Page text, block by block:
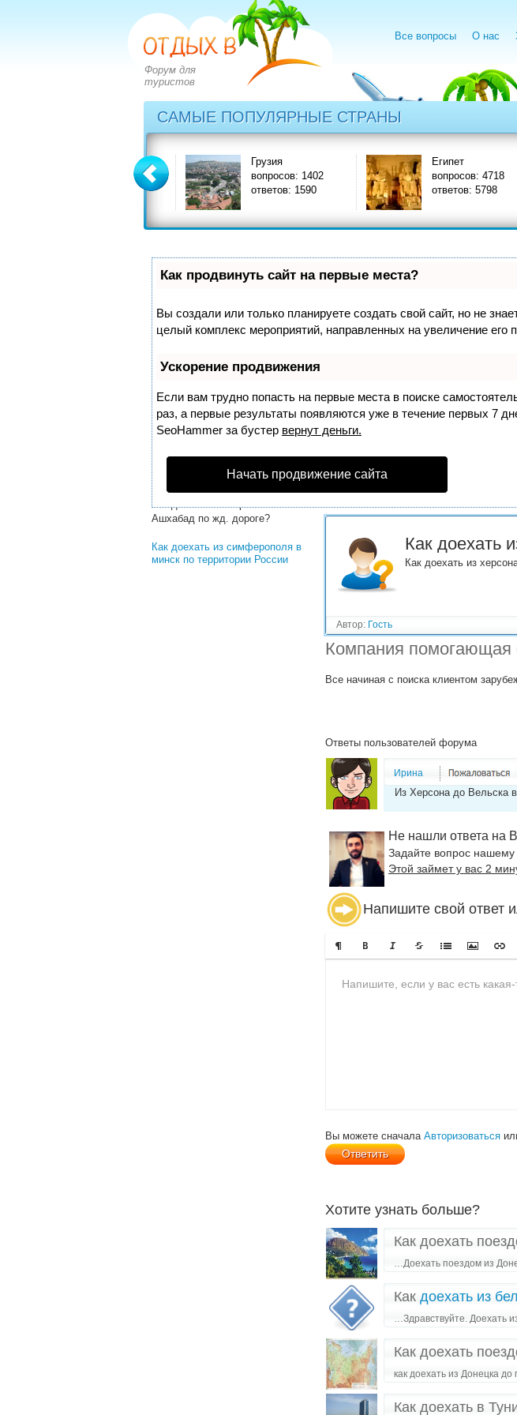
Форум для
туристов
Все вопросы О нас
САМЫЕ ПОПУЛЯРНЫЕ СТРАНЫ
вопросов: 2828
Грузия
вопросов: 1402
ответов: 1590
Египет
вопросов: 4718
ответов: 5798
Решенные вопросы!
Как доехать из минска до
симферополя минуя украину
Как лучше , на машине, доехать
из Ульяновска в аэропорт…?
Как доехать из шереметьево в
домодедово такси?
Как доехать из Харькова в
Ашхабад по жд. дороге?
Как доехать из симферополя в
минск по территории России
Как продвинуть сайт на первые места?
Вы создали или только планируете создать свой сайт, но не
целый комплекс мероприятий, направленных на увеличение
Ускорение продвижения
Если вам трудно попасть на первые места в поиске
раз, а первые результаты появляются уже в течение первых 7
SeoHammer за бустер вернут деньги.
Начать продвижение сайта
Как доехать
Как доехать из
Автор: Гость
Компания помогающая
Все начиная с поиска клиентом
Ответы пользователей форума
Ирина
Из Херсона до Вельска
Не нашли ответа на
Задайте вопрос нашему
Этой займет у вас 2
Напишите свой ответ
Вы можете сначала Авторизоваться
Хотите узнать больше?
Как доехать
…Доехать поездом из
Как доехать из
…Здравствуйте. Доехать
Как доехать
как доехать из Донецка до
Как доехать в